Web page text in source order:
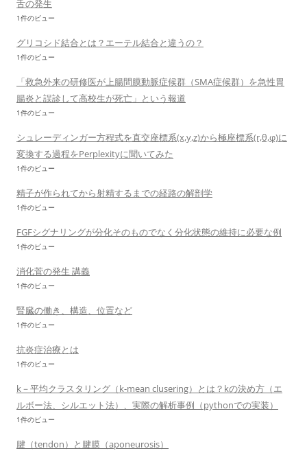
舌の発生
1件のビュー
グリコシド結合とは？エーテル結合と違うの？
1件のビュー
「救急外来の研修医が上腸間膜動脈症候群（SMA症候群）を急性胃
腸炎と誤診して高校生が死亡」という報道
1件のビュー
シュレーディンガー方程式を直交座標系(x,y,z)から極座標系(r,θ,φ)に
変換する過程をPerplexityに聞いてみた
1件のビュー
精子が作られてから射精するまでの経路の解剖学
1件のビュー
FGFシグナリングが分化そのものでなく分化状態の維持に必要な例
1件のビュー
消化菅の発生 講義
1件のビュー
腎臓の働き、構造、位置など
1件のビュー
抗炎症治療とは
1件のビュー
k－平均クラスタリング（k-mean clusering）とは？kの決め方（エ
ルボー法、シルエット法）、実際の解析事例（pythonでの実装）
1件のビュー
腱（tendon）と腱膜（aponeurosis）